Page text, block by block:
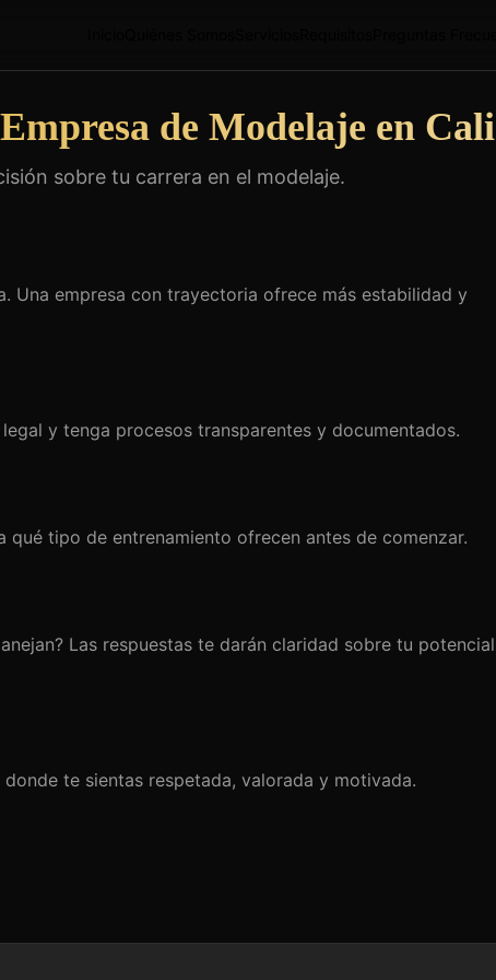
de Modelaje en Cali
sobre tu carrera en el modelaje.
Una empresa con trayectoria ofrece más estabilidad y
y tenga procesos transparentes y documentados.
tipo de entrenamiento ofrecen antes de comenzar.
Las respuestas te darán claridad sobre tu potencial
te sientas respetada, valorada y motivada.